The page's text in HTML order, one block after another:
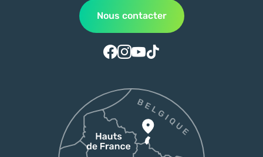
Nous contacter
Suivez-nous sur Facebook
Suivez-nous sur Instagram
Suivez-nous sur Youtube
Suivez-nous sur Tiktok